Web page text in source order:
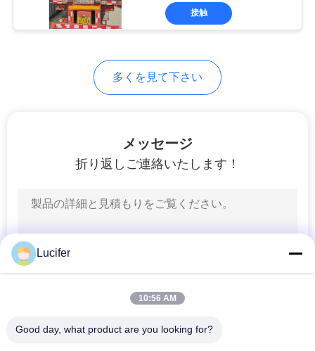
生分解性のショッ
生物分解性の船尾袋
接触
多くを見て下さい
メッセージ
折り返しご連絡いたします！
Lucifer
10:56 AM
Good day, what product are you looking for?